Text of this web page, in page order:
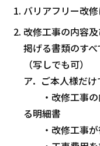
バリアフリー改
改修工事の内容
掲げる書類のす
（写しでも可）
ア．ご本人様だ
・改修工事の
る明細書
・改修工事が